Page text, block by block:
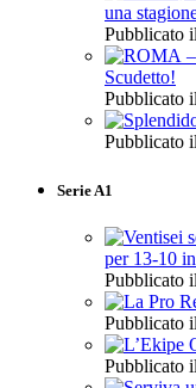
una
Pubblicato
Scudetto!
Pubblicato
Pubblicato
Serie A1
per 13-10
Pubblicato
Pubblicato
Pubblicato